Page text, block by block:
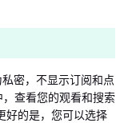
密，不显示订阅和点
查看您的观看和搜索
好的是，您可以选择